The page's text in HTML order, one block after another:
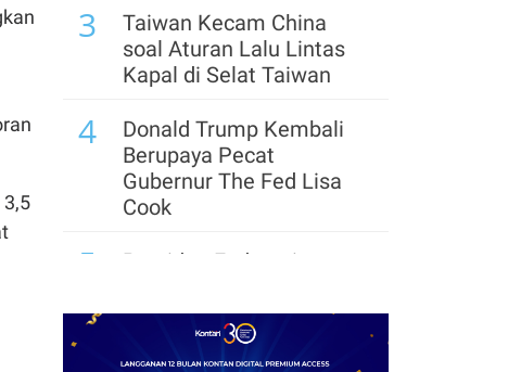
3
Taiwan Kecam China
soal Aturan Lalu Lintas
Kapal di Selat Taiwan
4
Donald Trump Kembali
Berupaya Pecat
Gubernur The Fed Lisa
Cook
5
Presiden Federasi
Sendiri yang Tentukan
Waktu Pensiun